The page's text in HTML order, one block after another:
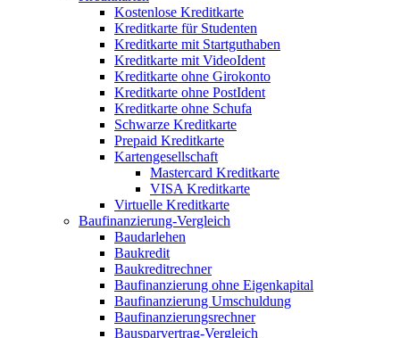
Kostenlose Kreditkarte
Kreditkarte für Studenten
Kreditkarte mit Startguthaben
Kreditkarte mit VideoIdent
Kreditkarte ohne Girokonto
Kreditkarte ohne PostIdent
Kreditkarte ohne Schufa
Schwarze Kreditkarte
Prepaid Kreditkarte
Kartengesellschaft
Mastercard Kreditkarte
VISA Kreditkarte
Virtuelle Kreditkarte
Baufinanzierung-Vergleich
Baudarlehen
Baukredit
Baukreditrechner
Baufinanzierung ohne Eigenkapital
Baufinanzierung Umschuldung
Baufinanzierungsrechner
Bausparvertrag-Vergleich